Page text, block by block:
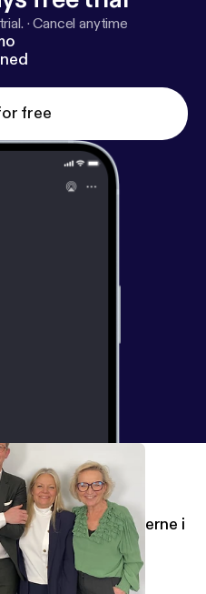
for Djøf.
·Cancel anytime
free
af Tine og cheferne i